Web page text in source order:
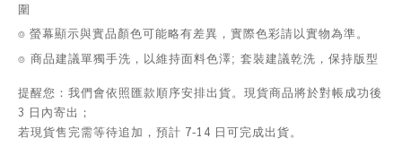
圍
⌾ 螢幕顯示與實品顏色可能略有差異，實際色彩請以實物為準。
⌾ 商品建議單獨手洗，以維持面料色澤; 套裝建議乾洗，保持版型
提醒您：我們會依照匯款順序安排出貨。現貨商品將於對帳成功後
3 日內寄出；
若現貨售完需等待追加，預計 7-14 日可完成出貨。